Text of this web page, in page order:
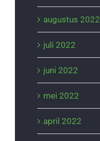
augustus 2022
juli 2022
juni 2022
mei 2022
april 2022